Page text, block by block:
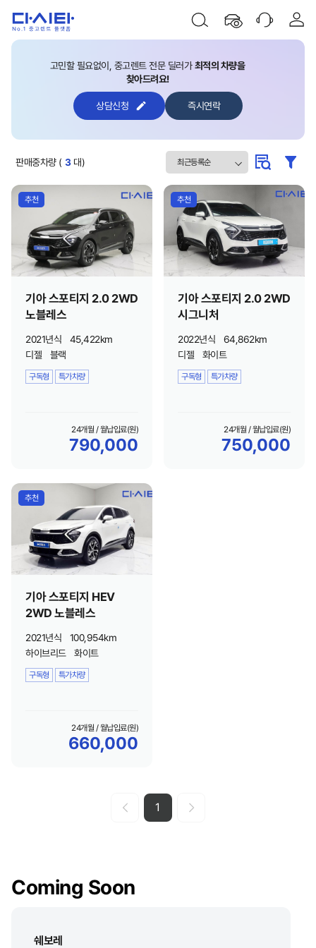
고민할 필요없이, 중고렌트 전문 딜러가최적의 차량을
찾아드려요!
상담신청 즉시연락
판매중차량 ( 3 대)
기아 스포티지 2.0 2WD
노블레스
2021년식
45,422km
디젤
블랙
추천
구독형 특가차량
24개월 / 월납입료(원)
790,000
기아 스포티지 2.0 2WD
시그니처
2022년식
64,862km
디젤
화이트
추천
구독형 특가차량
24개월 / 월납입료(원)
750,000
기아 스포티지 HEV
2WD 노블레스
2021년식
100,954km
하이브리드
화이트
추천
구독형 특가차량
24개월 / 월납입료(원)
660,000
1
Coming Soon
쉐보레